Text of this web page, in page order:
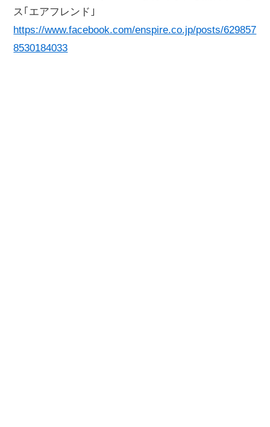
ス｢エアフレンド｣
https://www.facebook.com/enspire.co.jp/posts/629857
8530184033